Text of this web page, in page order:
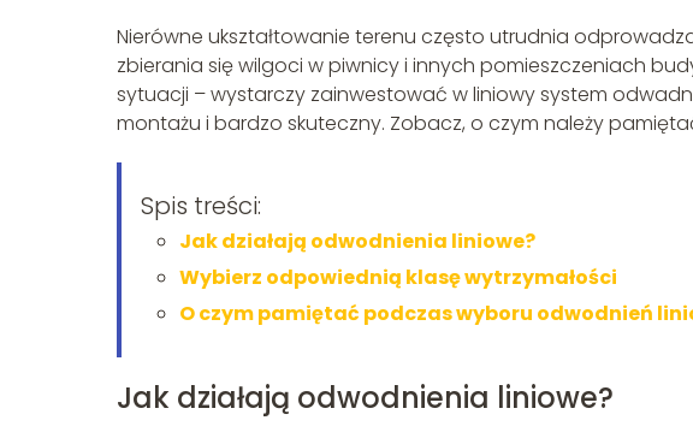
Nierówne ukształtowanie terenu często utrudnia
zbierania się wilgoci w piwnicy i innych pomieszczeniach
sytuacji – wystarczy zainwestować w liniowy system
montażu i bardzo skuteczny. Zobacz, o czym należy
Spis treści:
Jak działają odwodnienia liniowe?
Wybierz odpowiednią klasę wytrzymałości
O czym pamiętać podczas wyboru odwodnień
Jak działają odwodnienia liniowe?